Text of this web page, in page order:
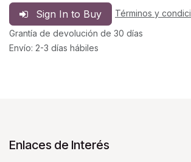
Sign In to Buy
Términos y
Grantía de devolución de 30 días
Envío: 2-3 días hábiles
Enlaces de Interés